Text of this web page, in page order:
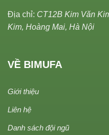
Địa chỉ: CT12B Kim Văn
Kim, Hoàng Mai, Hà Nội
VỀ BIMUFA
Giới thiệu
Liên hệ
Danh sách đội ngũ